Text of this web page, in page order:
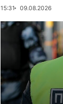
15:31 09.08.2026